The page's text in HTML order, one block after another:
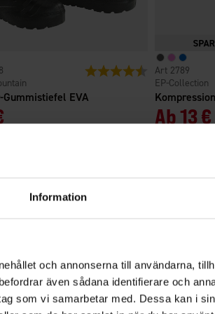
Information
och annonserna till användarna,
även sådana identifierare och
som vi samarbetar med. Dessa kan i
EVA
Bewertung: 4.2 von 5 Sternen
EP-Collection
2789
Ab13 €
4.2
von
5
Sternen
auf 246 Bewertungen
und 175 Rezensionen
unsere Kunden sagen